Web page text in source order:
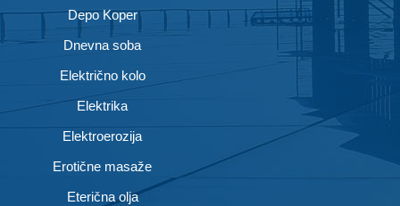
Depo Koper
Dnevna soba
Električno kolo
Elektrika
Elektroerozija
Erotične masaže
Eterična olja